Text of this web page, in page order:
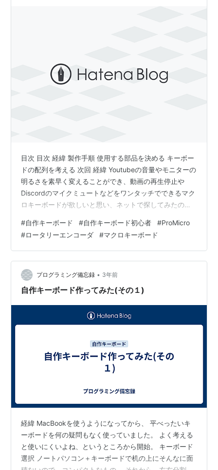
目次 目次 経緯 製作手順 使用する部品を決める キーボー
ドの配列を考える 次回 経緯 Youtubeの音量やモニターの
明るさを素早く変えることができ、動画の再生停止や
Discordのマイクミュートなどをワンタッチでできるマク
ロキーボードが欲しいと思い、ネットで探してみたので
した。 今回初めて自作キーボードを作るので、苦戦する
と思いますが頑張りたいと思います。 製作手順 1.使用す
る部品を決める 2.キーボードの配列を考える 3.kicadで
基盤の設計 4.qmk firmwareでファームウェアの作成
5.pcb基盤の発注 6.組み立て 今回…
#自作キーボード #自作キーボード初心者 #ProMicro
#ロータリーエンコーダ #マクロキーボード
プログラミング備忘録 • 3年前
自作キーボード作ってみた(その１)
経緯 MacBookを使うようになってから、 平べったいキ
ーボードを何の疑問もなく使っていました。 よく考える
と使いにくいよね、というところから開始。 キーボード
選択 ノートパソコン＋キーボードで机の上にそんなに面